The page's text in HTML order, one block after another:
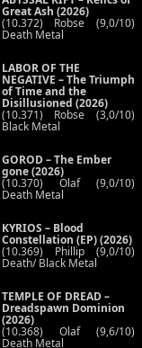
Great Ash (2026)
(10.372) Robse (9,0/10)
Death Metal
LABOR OF THE
NEGATIVE – The Triumph
of Time and the
Disillusioned (2026)
(10.371) Robse (3,0/10)
Black Metal
GOROD – The Ember
gone (2026)
(10.370) Olaf (9,0/10)
Death Metal
KYRIOS – Blood
Constellation (EP) (2026)
(10.369) Phillip (9,0/10)
Death/ Black Metal
TEMPLE OF DREAD –
Dreadspawn Dominion
(2026)
(10.368) Olaf (9,6/10)
Death Metal